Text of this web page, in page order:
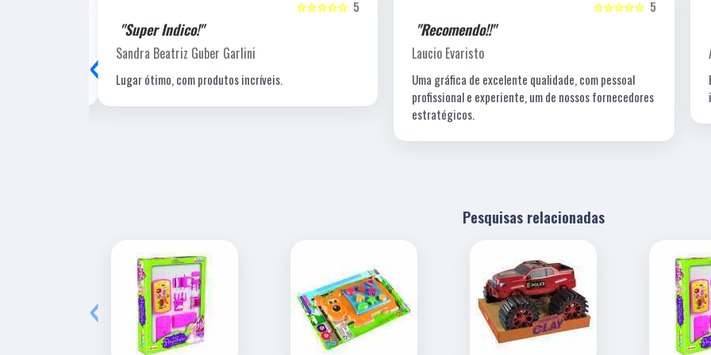
5
☆☆☆☆☆
"Recomendo!!"
Laucio Evaristo
Uma gráfica de excelente qualidade, com pessoal
5
☆☆☆☆☆
"Recomendo!!"
Amanda C. T. Lewin
Excelentes profissionais de criação, fotografia e a
impressão é impecável!
‹
Pesquisas relacionadas
‹